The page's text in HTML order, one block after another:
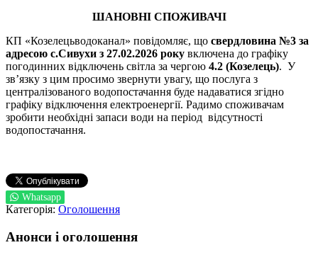
ШАНОВНІ СПОЖИВАЧІ
КП «Козелецьводоканал» повідомляє, що свердловина №3 за
адресою с.Сивухи з 27.02.2026 року включена до графіку
погодинних відключень світла за чергою 4.2 (Козелець). У
зв’язку з цим просимо звернути увагу, що послуга з
централізованого водопостачання буде надаватися згідно
графіку відключення електроенергії. Радимо споживачам
зробити необхідні запаси води на період відсутності
водопостачання.
Whatsapp
Категорія: Оголошення
Анонси і оголошення